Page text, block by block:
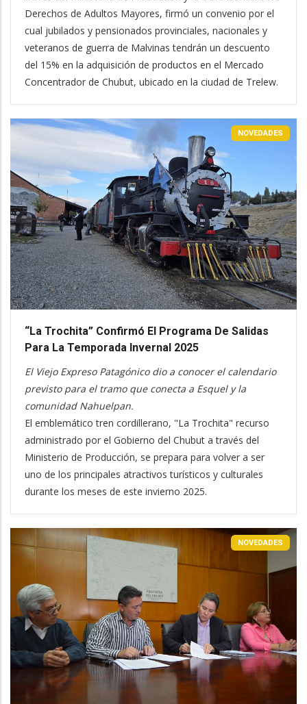
Derechos de Adultos Mayores, firmó un convenio por el
cual jubilados y pensionados provinciales, nacionales y
veteranos de guerra de Malvinas tendrán un descuento
del 15% en la adquisición de productos en el Mercado
Concentrador de Chubut, ubicado en la ciudad de Trelew.
NOVEDADES
“La Trochita” Confirmó El Programa De Salidas
Para La Temporada Invernal 2025
El Viejo Expreso Patagónico dio a conocer el calendario
previsto para el tramo que conecta a Esquel y la
comunidad Nahuelpan.
El emblemático tren cordillerano, "La Trochita" recurso
administrado por el Gobierno del Chubut a través del
Ministerio de Producción, se prepara para volver a ser
uno de los principales atractivos turísticos y culturales
durante los meses de este invierno 2025.
NOVEDADES